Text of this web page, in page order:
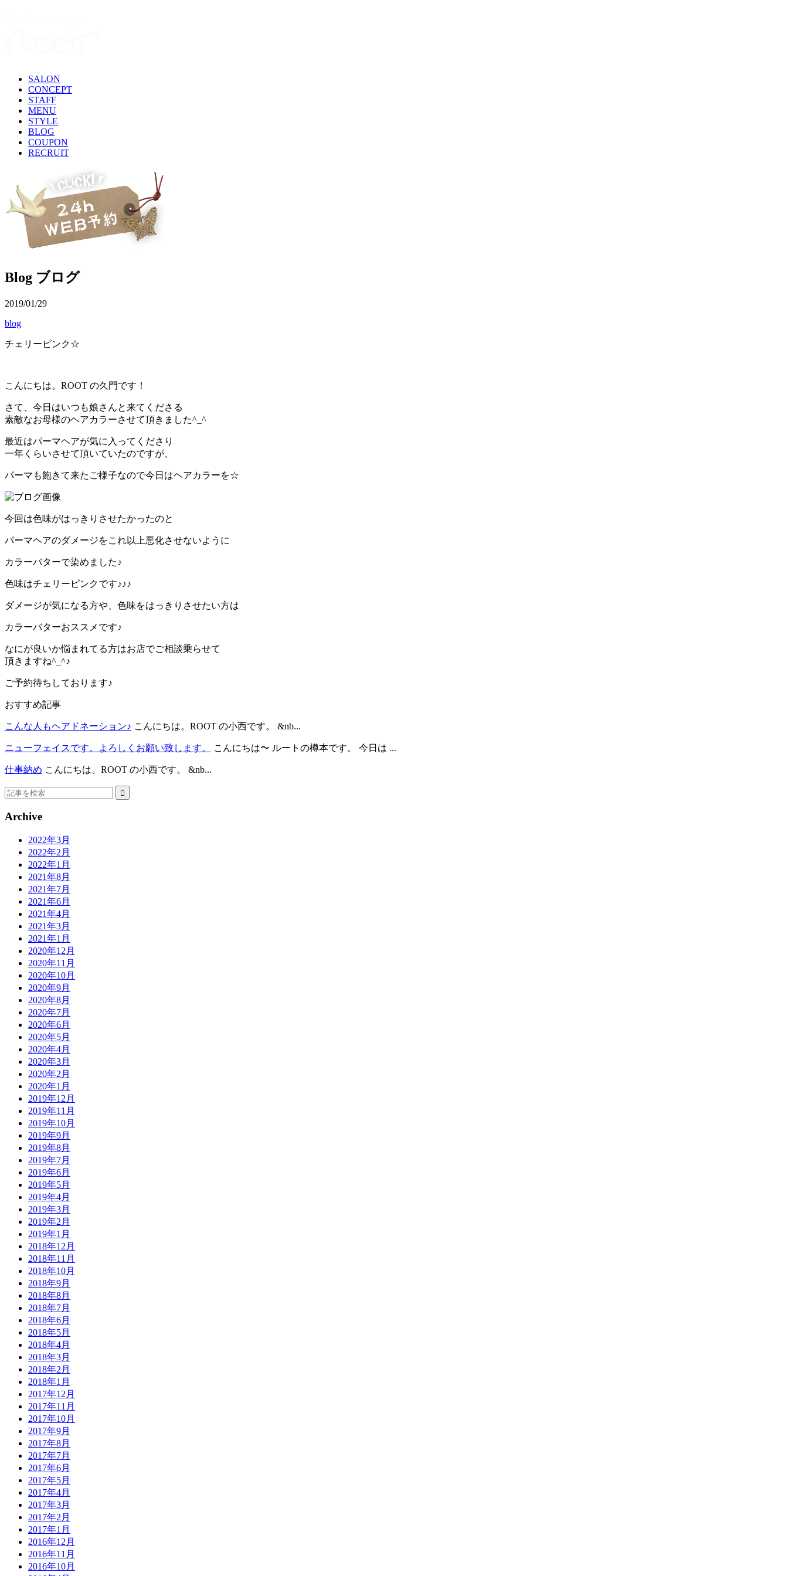
SALON
CONCEPT
STAFF
MENU
STYLE
BLOG
COUPON
RECRUIT
Blog ブログ
2019/01/29
blog
チェリーピンク☆
こんにちは。ROOT の久門です！
さて、今日はいつも娘さんと来てくださる
素敵なお母様のヘアカラーさせて頂きました^_^
最近はパーマヘアが気に入ってくださり
一年くらいさせて頂いていたのですが、
パーマも飽きて来たご様子なので今日はヘアカラーを☆
今回は色味がはっきりさせたかったのと
パーマヘアのダメージをこれ以上悪化させないように
カラーバターで染めました♪
色味はチェリーピンクです♪♪♪
ダメージが気になる方や、色味をはっきりさせたい方は
カラーバターおススメです♪
なにが良いか悩まれてる方はお店でご相談乗らせて
頂きますね^_^♪
ご予約待ちしております♪
おすすめ記事
こんな人もヘアドネーション♪ こんにちは。ROOT の小西です。 &nb...
ニューフェイスです。よろしくお願い致します。 こんにちは〜 ルートの樽本です。 今日は ...
仕事納め こんにちは。ROOT の小西です。 &nb...
Archive
2022年3月
2022年2月
2022年1月
2021年8月
2021年7月
2021年6月
2021年4月
2021年3月
2021年1月
2020年12月
2020年11月
2020年10月
2020年9月
2020年8月
2020年7月
2020年6月
2020年5月
2020年4月
2020年3月
2020年2月
2020年1月
2019年12月
2019年11月
2019年10月
2019年9月
2019年8月
2019年7月
2019年6月
2019年5月
2019年4月
2019年3月
2019年2月
2019年1月
2018年12月
2018年11月
2018年10月
2018年9月
2018年8月
2018年7月
2018年6月
2018年5月
2018年4月
2018年3月
2018年2月
2018年1月
2017年12月
2017年11月
2017年10月
2017年9月
2017年8月
2017年7月
2017年6月
2017年5月
2017年4月
2017年3月
2017年2月
2017年1月
2016年12月
2016年11月
2016年10月